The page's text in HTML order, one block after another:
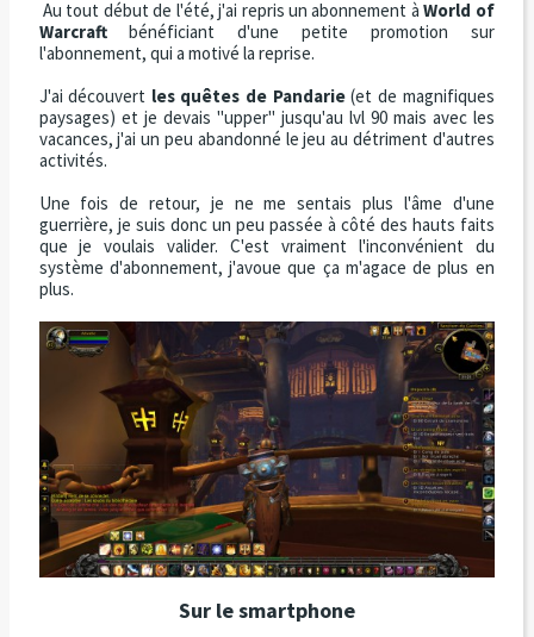
Au tout début de l'été, j'ai repris un abonnement àWorld of
Warcraftbénéficiant d'une petite promotion sur
l'abonnement, qui a motivé la reprise.
J'ai découvert les quêtes de Pandarie(et de magnifiques
paysages) et je devais "upper" jusqu'au lvl 90 mais avec les
vacances, j'ai un peu abandonné le jeu au détriment d'autres
activités.
Une fois de retour, je ne me sentais plus l'âme d'une
guerrière, je suis donc un peu passée à côté des hauts faits
que je voulais valider. C'est vraiment l'inconvénient du
système d'abonnement, j'avoue que ça m'agace de plus en
plus.
Sur le smartphone